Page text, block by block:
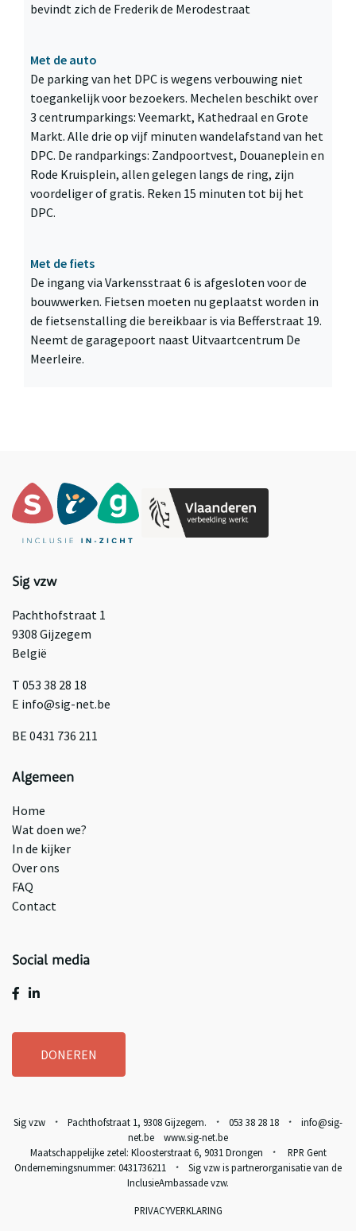
bevindt zich de Frederik de Merodestraat
Met de auto
De parking van het DPC is wegens verbouwing niet
toegankelijk voor bezoekers. Mechelen beschikt over
3 centrumparkings: Veemarkt, Kathedraal en Grote
Markt. Alle drie op vijf minuten wandelafstand van het
DPC. De randparkings: Zandpoortvest, Douaneplein en
Rode Kruisplein, allen gelegen langs de ring, zijn
voordeliger of gratis. Reken 15 minuten tot bij het
DPC.
Met de fiets
De ingang via Varkensstraat 6 is afgesloten voor de
bouwwerken. Fietsen moeten nu geplaatst worden in
de fietsenstalling die bereikbaar is via Befferstraat 19.
Neemt de garagepoort naast Uitvaartcentrum De
Meerleire.
Sig vzw
Pachthofstraat 1
9308 Gijzegem
België
T 053 38 28 18
E info@sig-net.be
BE 0431 736 211
Algemeen
Home
Wat doen we?
In de kijker
Over ons
FAQ
Contact
Social media
DONEREN
Sig vzw * Pachthofstraat 1, 9308 Gijzegem. * 053 38 28 18 *
info@sig-
net.be www.sig-net.be
Maatschappelijke zetel: Kloosterstraat 6, 9031 Drongen
*RPR Gent
Ondernemingsnummer: 0431736211
*
Sig vzw is partnerorganisatie van de
InclusieAmbassade vzw.
PRIVACYVERKLARING